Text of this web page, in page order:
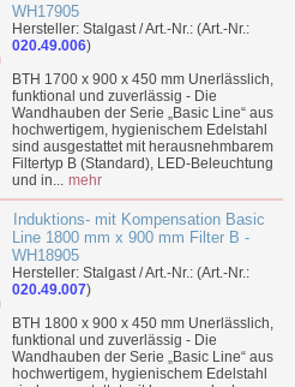
WH17905
Hersteller: Stalgast / Art.-Nr.: (Art.-Nr.:
020.49.006)
BTH 1700 x 900 x 450 mm Unerlässlich,
funktional und zuverlässig - Die
Wandhauben der Serie „Basic Line“ aus
hochwertigem, hygienischem Edelstahl
sind ausgestattet mit herausnehmbarem
Filtertyp B (Standard), LED-Beleuchtung
und in... mehr
Induktions- mit Kompensation Basic
Line 1800 mm x 900 mm Filter B -
WH18905
Hersteller: Stalgast / Art.-Nr.: (Art.-Nr.:
020.49.007)
BTH 1800 x 900 x 450 mm Unerlässlich,
funktional und zuverlässig - Die
Wandhauben der Serie „Basic Line“ aus
hochwertigem, hygienischem Edelstahl